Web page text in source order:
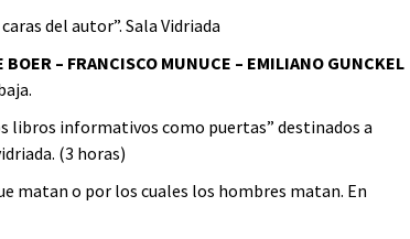
del autor”. Sala Vidriada
– FRANCISCO MUNUCE – EMILIANO GUNCKEL
libros informativos como puertas” destinados a
(3 horas)
matan o por los cuales los hombres matan. En